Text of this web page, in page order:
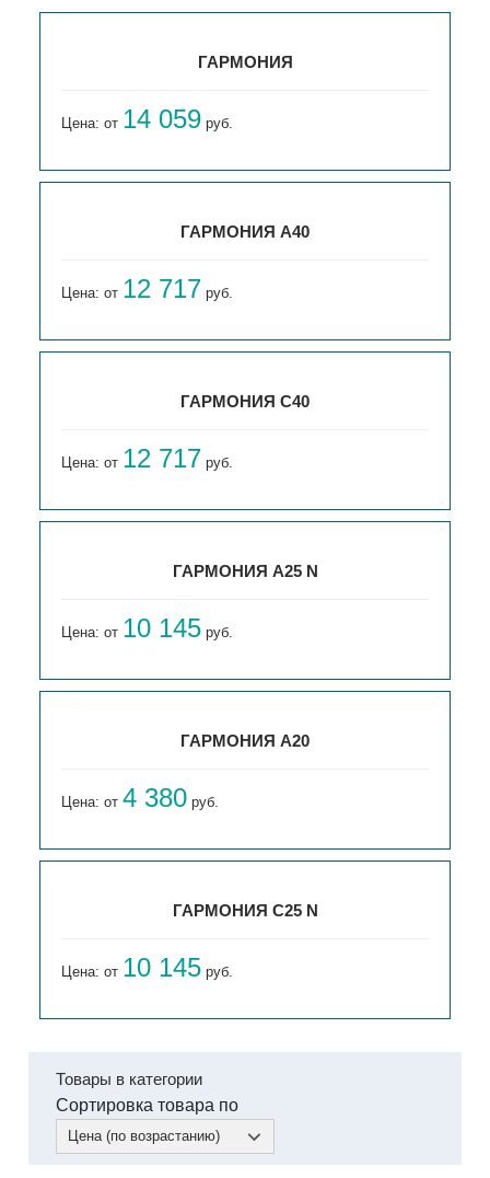
ГАРМОНИЯ
Цена: от 14 059 руб.
ГАРМОНИЯ А40
Цена: от 12 717 руб.
ГАРМОНИЯ С40
Цена: от 12 717 руб.
ГАРМОНИЯ А25 N
Цена: от 10 145 руб.
ГАРМОНИЯ А20
Цена: от4 380 руб.
ГАРМОНИЯ С25 N
Цена: от 10 145 руб.
Товары в категории
Сортировка товара по
Цена (по возрастанию)